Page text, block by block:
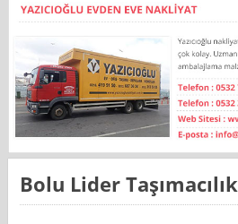
Bolu Lider Taşımacılık